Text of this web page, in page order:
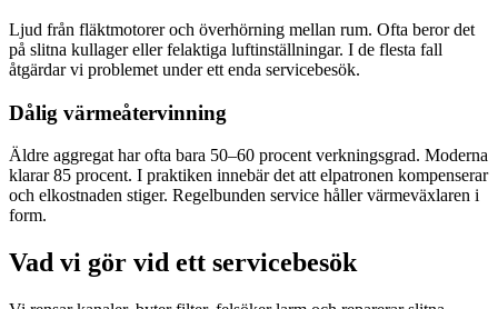
Ljud från fläktmotorer och överhörning mellan rum. Ofta beror det
på slitna kullager eller felaktiga luftinställningar. I de flesta fall
åtgärdar vi problemet under ett enda servicebesök.
Dålig värmeåtervinning
Äldre aggregat har ofta bara 50–60 procent verkningsgrad. Moderna
klarar 85 procent. I praktiken innebär det att elpatronen kompenserar
och elkostnaden stiger. Regelbunden service håller värmeväxlaren i
form.
Vad vi gör vid ett servicebesök